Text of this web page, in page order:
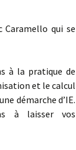
Caramello qui se
à la pratique de
et le calcul
démarche d’IE.
à laisser vos